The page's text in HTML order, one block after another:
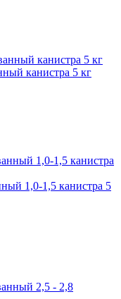
канистра 5 кг
1,0-1,5 канистра 5